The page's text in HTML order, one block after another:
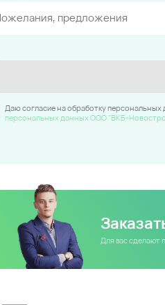
Даю согласие на обработку
персональных данных ООО "ВКБ-
Для вас сделают